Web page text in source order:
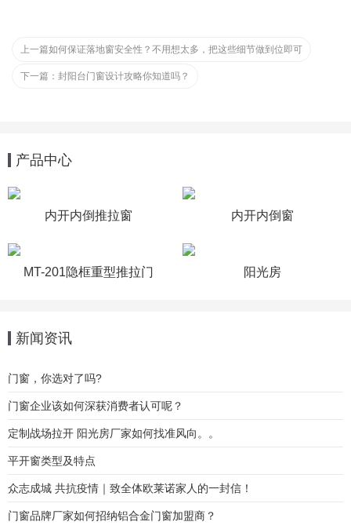
上一篇如何保证落地窗安全性？不用想太多，把这些细节做到位即可
下一篇： 封阳台门窗设计攻略你知道吗？
产品中心
内开内倒推拉窗 内开内倒窗
MT-201隐框重型推拉门 阳光房
新闻资讯
门窗，你选对了吗?
门窗企业该如何深获消费者认可呢？
定制战场拉开 阳光房厂家如何找准风向。。
平开窗类型及特点
众志成城 共抗疫情｜致全体欧莱诺家人的一封信！
门窗品牌厂家如何招纳铝合金门窗加盟商？